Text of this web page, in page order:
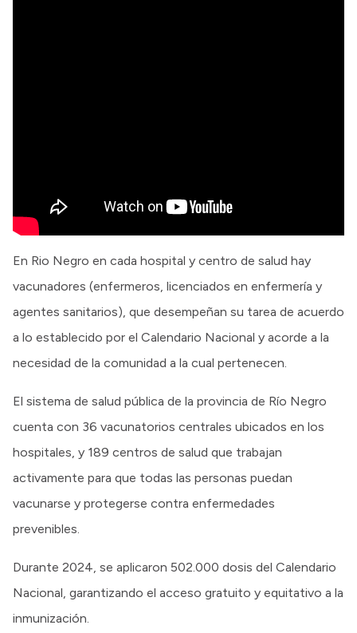
En Rio Negro en cada hospital y centro de salud hay
vacunadores (enfermeros, licenciados en enfermería y
agentes sanitarios), que desempeñan su tarea de acuerdo
a lo establecido por el Calendario Nacional y acorde a la
necesidad de la comunidad a la cual pertenecen.
El sistema de salud pública de la provincia de Río Negro
cuenta con 36 vacunatorios centrales ubicados en los
hospitales, y 189 centros de salud que trabajan
activamente para que todas las personas puedan
vacunarse y protegerse contra enfermedades
prevenibles.
Durante 2024, se aplicaron 502.000 dosis del Calendario
Nacional, garantizando el acceso gratuito y equitativo a la
inmunización.